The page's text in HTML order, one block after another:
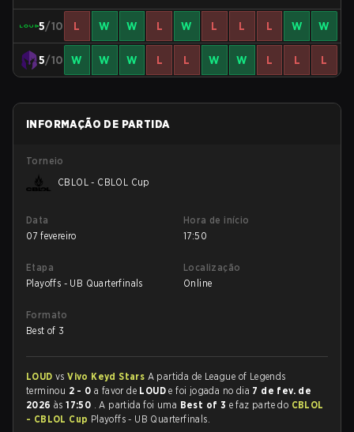
5/10 L W W L W L L L W W
5/10 W W W L L W W L L L
INFORMAÇÃO DE PARTIDA
Torneio
CBLOL - CBLOL Cup
Data
07 fevereiro
Hora de início
17:50
Etapa
Playoffs - UB Quarterfinals
Localização
Online
Formato
Best of 3
LOUD vsVivo Keyd Stars A partida de League of Legends
terminou 2 - 0 a favor de LOUDe foi jogada no dia 7 de fev. de
2026 às17:50 . A partida foi uma Best of 3 e faz parte do CBLOL
- CBLOL Cup Playoffs - UB Quarterfinals.